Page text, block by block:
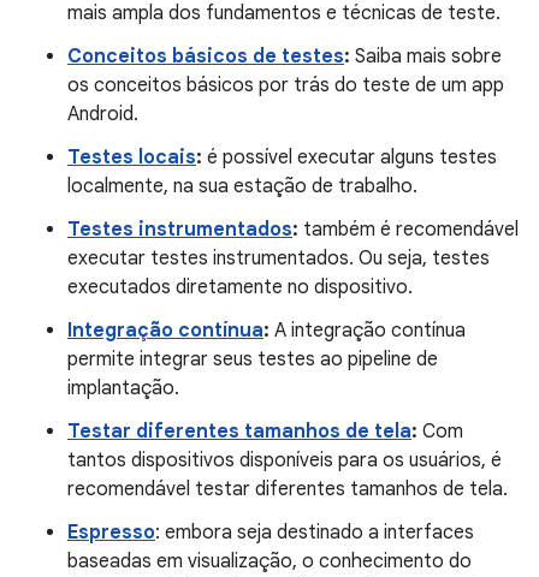
mais ampla dos fundamentos e técnicas de teste.
Conceitos básicos de testes: Saiba mais sobre
os conceitos básicos por trás do teste de um app
Android.
Testes locais: é possível executar alguns testes
localmente, na sua estação de trabalho.
Testes instrumentados: também é recomendável
executar testes instrumentados. Ou seja, testes
executados diretamente no dispositivo.
Integração contínua: A integração contínua
permite integrar seus testes ao pipeline de
implantação.
Testar diferentes tamanhos de tela: Com
tantos dispositivos disponíveis para os usuários, é
recomendável testar diferentes tamanhos de tela.
Espresso: embora seja destinado a interfaces
baseadas em visualização, o conhecimento do